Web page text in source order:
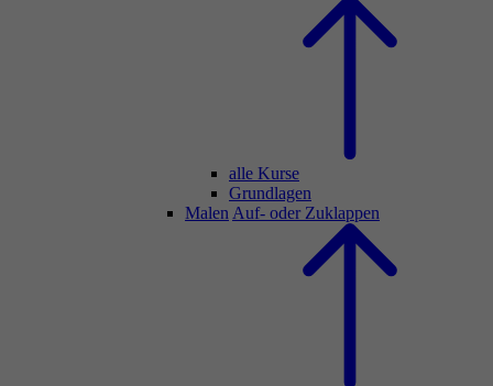
alle Kurse
Grundlagen
Malen Auf- oder Zuklappen